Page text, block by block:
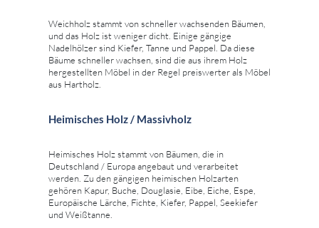
Weichholz stammt von schneller wachsenden Bäumen,
und das Holz ist weniger dicht. Einige gängige
Nadelhölzer sind Kiefer, Tanne und Pappel. Da diese
Bäume schneller wachsen, sind die aus ihrem Holz
hergestellten Möbel in der Regel preiswerter als Möbel
aus Hartholz.
Heimisches Holz / Massivholz
Heimisches Holz stammt von Bäumen, die in
Deutschland / Europa angebaut und verarbeitet
werden. Zu den gängigen heimischen Holzarten
gehören Kapur, Buche, Douglasie, Eibe, Eiche, Espe,
Europäische Lärche, Fichte, Kiefer, Pappel, Seekiefer
und Weißtanne.